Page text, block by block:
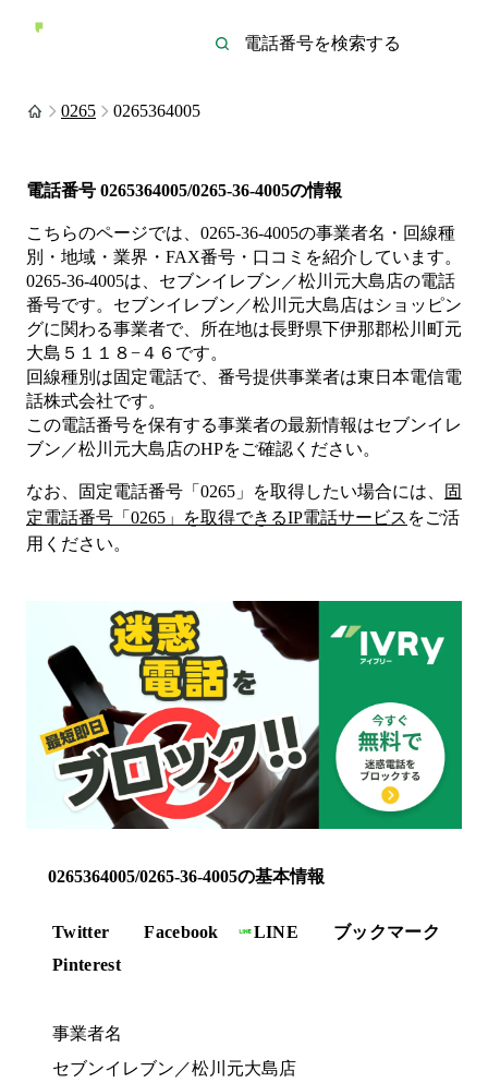
0265 0265364005
電話番号 0265364005/0265-36-4005の情報
こちらのページでは、 0265-36-4005の事業者名・回線種
別・地域・業界・FAX番号・口コミを紹介しています。
0265-36-4005は、 セブンイレブン／松川元大島店の電話
番号です。 セブンイレブン／松川元大島店はショッピン
グに関わる事業者で、所在地は長野県下伊那郡松川町元
大島５１１８−４６ です。
回線種別は固定電話で、番号提供事業者は東日本電信電
話株式会社です。
この電話番号を保有する事業者の最新情報はセブンイレ
ブン／松川元大島店のHPをご確認ください。
なお、固定電話番号「 0265 」を取得したい場合には、
固
定電話番号「 0265 」を取得できるIP電話サービス をご活
用ください。
0265364005/0265-36-4005の基本情報
Twitter Facebook LINE
ブックマーク
Pinterest
事業者名
セブンイレブン／松川元大島店